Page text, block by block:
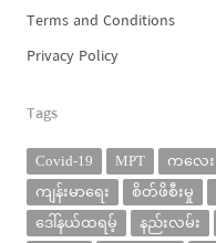
Terms and Conditions
Privacy Policy
Tags
Covid-19 MPT ကလေး
ကျန်းမာရေး
စိတ်ဖိစီးမှု
ဒေါ်နယ်ထရမ့်
နည်းလမ်း